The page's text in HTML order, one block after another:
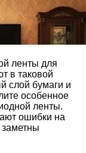
ленты для
в таковой
слой бумаги и
особенное
ленты.
ошибки на
заметны